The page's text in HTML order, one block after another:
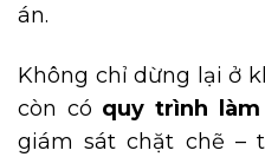
án.
Không chỉ dừng lại ở
còn có quy trình
giám sát chặt chẽ –